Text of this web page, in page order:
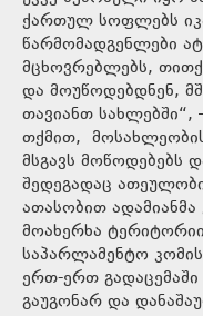
ქართულ სოფლებს
წარმომადგენლები
მცხოვრებლებს,
და მოუწოდებდნენ,
თავიანთ სახლებში“,
თქმით,
მსგავს მოწოდებებს
შედეგადაც
ათასობით
მოახერხა
საპარლამენტო
ერთ-ერთ
გაუგონარ და